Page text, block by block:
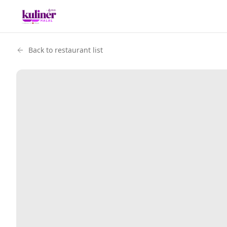
Back to restaurant list